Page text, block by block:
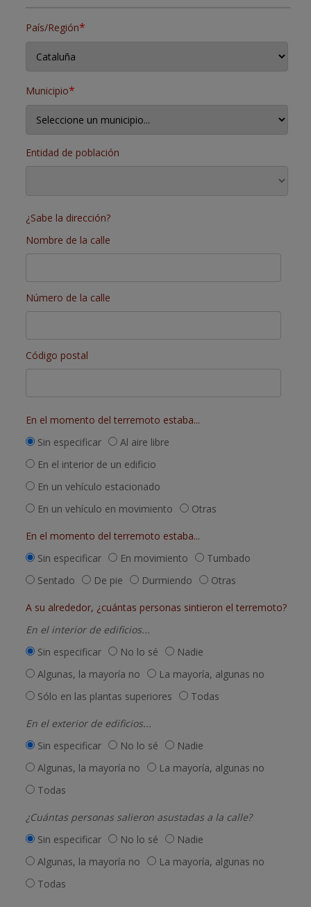
País/Región*
Municipio*
Entidad de población
¿Sabe la dirección?
Nombre de la calle
Número de la calle
Código postal
En el momento del terremoto estaba...
Sin especificar
Al aire libre
En el interior de un edificio
En un vehículo estacionado
En un vehículo en movimiento
Otras
En el momento del terremoto estaba...
Sin especificar
En movimiento
Tumbado
Sentado
De pie Durmiendo Otras
A su alrededor, ¿cuántas personas sintieron el terremoto?
En el interior de edificios...
Sin especificar
No lo sé
Nadie
Algunas, la mayoría no
La mayoría, algunas no
Sólo en las plantas superiores
Todas
En el exterior de edificios...
Sin especificar
No lo sé
Nadie
Algunas, la mayoría no
La mayoría, algunas no
Todas
¿Cuántas personas salieron asustadas a la calle?
Sin especificar
No lo sé
Nadie
Algunas, la mayoría no
La mayoría, algunas no
Todas